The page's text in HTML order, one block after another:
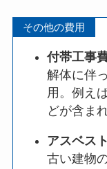
その他の費用
付帯工事
解体に伴
用。例え
どが含ま
アスベス
古い建物